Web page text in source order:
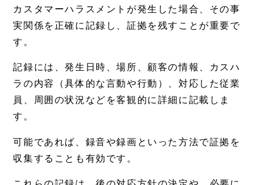
カスタマーハラスメントが発生した場合、その事
実関係を正確に記録し、証拠を残すことが重要で
す。
記録には、発生日時、場所、顧客の情報、カスハ
ラの内容（具体的な言動や行動）、対応した従業
員、周囲の状況などを客観的に詳細に記載しま
す。
可能であれば、録音や録画といった方法で証拠を
収集することも有効です。